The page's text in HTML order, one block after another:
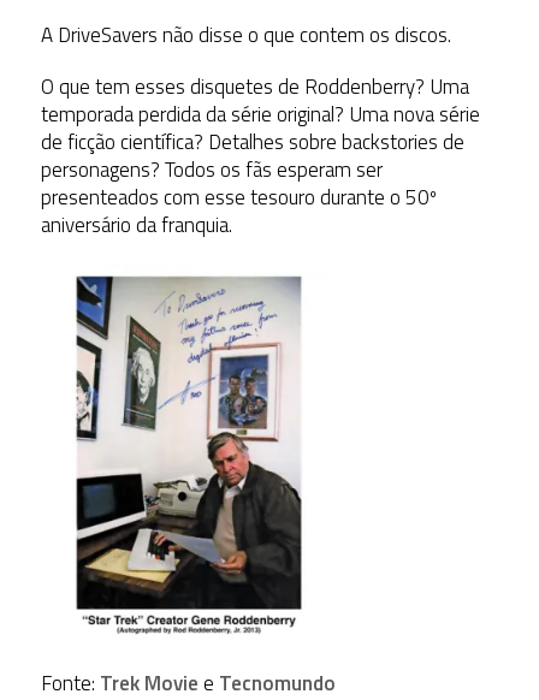
A DriveSavers não disse o que contem os discos.
O que tem esses disquetes de Roddenberry? Uma
temporada perdida da série original? Uma nova série
de ficção científica? Detalhes sobre backstories de
personagens? Todos os fãs esperam ser
presenteados com esse tesouro durante o 50º
aniversário da franquia.
Fonte: Trek Moviee Tecnomundo